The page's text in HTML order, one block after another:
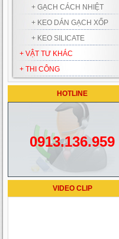
+ GẠCH CÁCH NHIỆT
+ KEO DÁN GẠCH XỐP
+ KEO SILICATE
+ VẬT TƯ KHÁC
+ THI CÔNG
HOTLINE
0913.136.959
VIDEO CLIP